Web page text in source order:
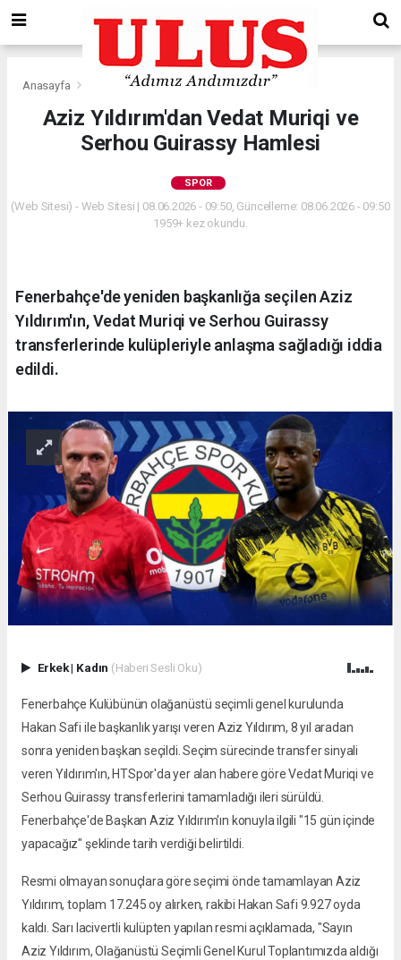
Anasayfa
Aziz Yıldırım'dan Vedat Muriqi ve
Serhou Guirassy Hamlesi
SPOR
(Web Sitesi) - Web Sitesi | 08.06.2026 - 09:50, Güncelleme: 08.06.2026 - 09:50
1959+ kez okundu.
Fenerbahçe'de yeniden başkanlığa seçilen Aziz
Yıldırım'ın, Vedat Muriqi ve Serhou Guirassy
transferlerinde kulüpleriyle anlaşma sağladığı iddia
edildi.
Erkek| Kadın (Haberi Sesli Oku)
Fenerbahçe Kulübünün olağanüstü seçimli genel kurulunda
Hakan Safi ile başkanlık yarışı veren Aziz Yıldırım, 8 yıl aradan
sonra yeniden başkan seçildi. Seçim sürecinde transfer sinyali
veren Yıldırım'ın, HTSpor'da yer alan habere göre Vedat Muriqi ve
Serhou Guirassy transferlerini tamamladığı ileri sürüldü.
Fenerbahçe'de Başkan Aziz Yıldırım'ın konuyla ilgili "15 gün içinde
yapacağız" şeklinde tarih verdiği belirtildi.
Resmi olmayan sonuçlara göre seçimi önde tamamlayan Aziz
Yıldırım, toplam 17.245 oy alırken, rakibi Hakan Safi 9.927 oyda
kaldı. Sarı lacivertli kulüpten yapılan resmi açıklamada, "Sayın
Aziz Yıldırım, Olağanüstü Seçimli Genel Kurul Toplantımızda aldığı